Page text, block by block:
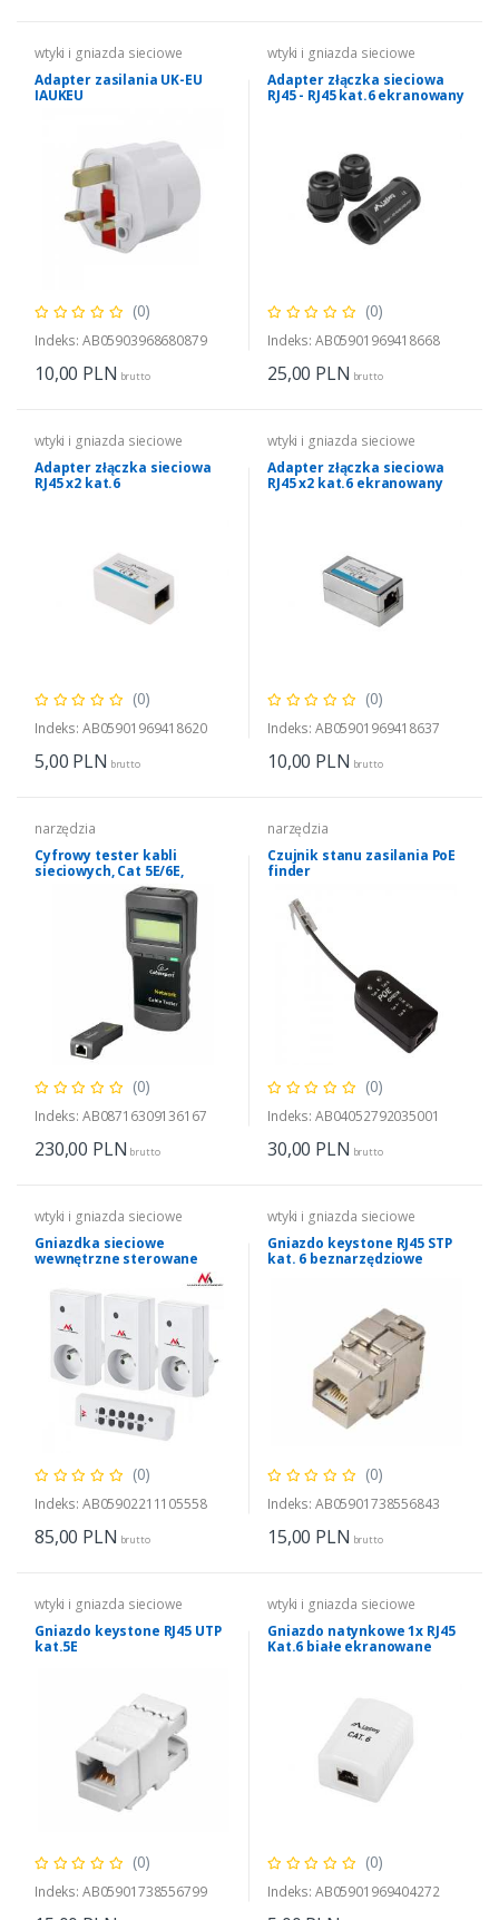
wtyki i gniazda sieciowe
Adapter zasilania UK-EU
IAUKEU
(0)
Indeks: AB05903968680879
10,00 PLN brutto
wtyki i gniazda sieciowe
Adapter złączka sieciowa
RJ45 - RJ45 kat.6 ekranowany
(0)
Indeks: AB05901969418668
25,00 PLN brutto
wtyki i gniazda sieciowe
Adapter złączka sieciowa
RJ45 x2 kat.6
(0)
Indeks: AB05901969418620
5,00 PLN brutto
wtyki i gniazda sieciowe
Adapter złączka sieciowa
RJ45 x2 kat.6 ekranowany
(0)
Indeks: AB05901969418637
10,00 PLN brutto
narzędzia
Cyfrowy tester kabli
sieciowych, Cat 5E/6E,
koncentryczne,
(0)
Indeks: AB08716309136167
230,00 PLN brutto
narzędzia
Czujnik stanu zasilania PoE
finder
(0)
Indeks: AB04052792035001
30,00 PLN brutto
wtyki i gniazda sieciowe
Gniazdka sieciowe
wewnętrzne sterowane
3szt. - programowalne +
bateria do pilota
(0)
Indeks: AB05902211105558
85,00 PLN brutto
wtyki i gniazda sieciowe
Gniazdo keystone RJ45 STP
kat. 6 beznarzędziowe
(0)
Indeks: AB05901738556843
15,00 PLN brutto
wtyki i gniazda sieciowe
Gniazdo keystone RJ45 UTP
kat.5E
(0)
Indeks: AB05901738556799
wtyki i gniazda sieciowe
Gniazdo natynkowe 1x RJ45
Kat.6 białe ekranowane
(0)
Indeks: AB05901969404272